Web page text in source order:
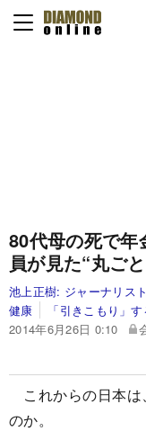
80代母の死で年
員が見た“丸ご
池上正樹: ジャーナリスト
健康
「引きこもり」
2014年6月26日 0:10
これからの日本は
のか。